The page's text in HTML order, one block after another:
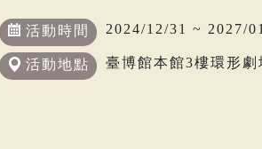
活動時間 2024/12/31 ~ 2027/
活動地點 臺博館本館3樓環形劇